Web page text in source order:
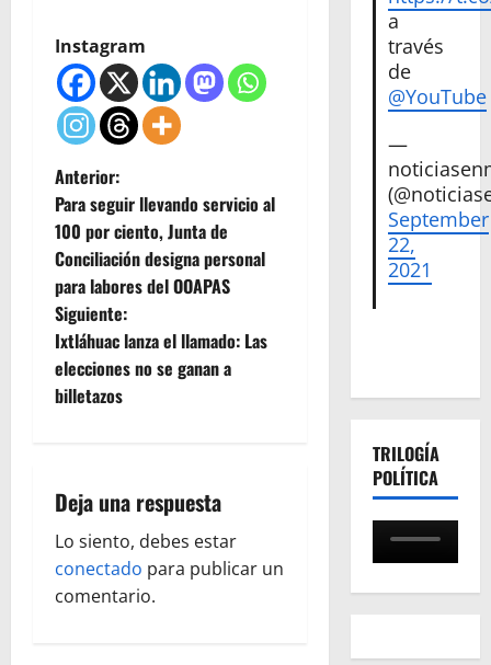
Instagram
N
a
v
e
g
a
i
ó
n
Anterior:
Para seguir llevando servicio al
100 por ciento, Junta de
Conciliación designa personal
para labores del OOAPAS
Siguiente:
Ixtláhuac lanza el llamado: Las
elecciones no se ganan a
billetazos
Deja una respuesta
Lo siento, debes estar
conectado para publicar un
comentario.
a
través
de
@YouTube
—
September
22,
2021
TRILOGÍA
POLÍTICA